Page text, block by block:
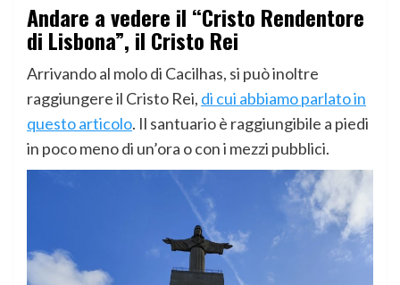
Andare a vedere il “Cristo Rendentore
di Lisbona”, il Cristo Rei
Arrivando al molo di Cacilhas, si può inoltre
raggiungere il Cristo Rei, di cui abbiamo parlato in
questo articolo. Il santuario è raggiungibile a piedi
in poco meno di un’ora o con i mezzi pubblici.